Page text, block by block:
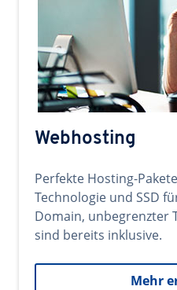
Webhosting
Perfekte Hosting-
Technologie und SSD
Domain, unbegrenzter
sind bereits inklusive.
Mehr